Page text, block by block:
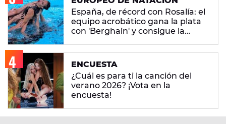
España, de récord con Rosalía: el
equipo acrobático gana la plata
con 'Berghain' y consigue la
ENCUESTA
¿Cuál es para ti la canción del
verano 2026? ¡Vota en la
encuesta!